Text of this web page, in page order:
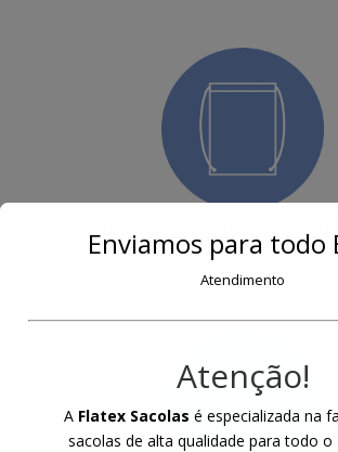
Mochilas de TNT com alça em
polipropileno ou poliester e
Enviamos para todo
Atendimento
Atenção!
A Flatex Sacolas é especializada na
sacolas de alta qualidade para todo o